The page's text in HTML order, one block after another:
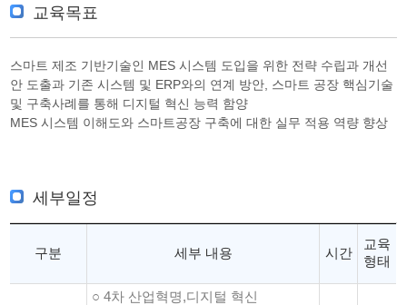
교육목표
스마트 제조 기반기술인 MES 시스템 도입을 위한 전략 수립과 개선
안 도출과 기존 시스템 및 ERP와의 연계 방안, 스마트 공장 핵심기술
및 구축사례를 통해 디지털 혁신 능력 함양
MES 시스템 이해도와 스마트공장 구축에 대한 실무 적용 역량 향상
세부일정
구분 세부 내용 시간
교육
형태
○ 4차 산업혁명,디지털 혁신